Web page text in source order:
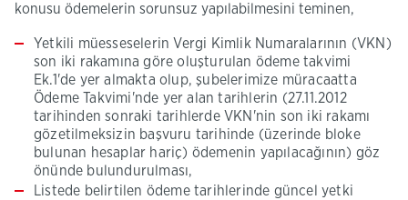
konusu ödemelerin sorunsuz yapılabilmesini teminen,
Yetkili müesseselerin Vergi Kimlik Numaralarının (VKN)
son iki rakamına göre oluşturulan ödeme takvimi
Ek.1'de yer almakta olup, şubelerimize müracaatta
Ödeme Takvimi'nde yer alan tarihlerin (27.11.2012
tarihinden sonraki tarihlerde VKN'nin son iki rakamı
gözetilmeksizin başvuru tarihinde (üzerinde bloke
bulunan hesaplar hariç) ödemenin yapılacağının) göz
önünde bulundurulması,
Listede belirtilen ödeme tarihlerinde güncel yetki